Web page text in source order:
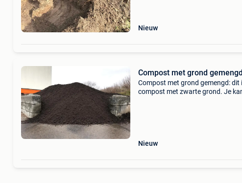
Nieuw
Compost met grond gemengd
Compost met grond gemengd: dit
compost met zwarte grond. Je
Nieuw